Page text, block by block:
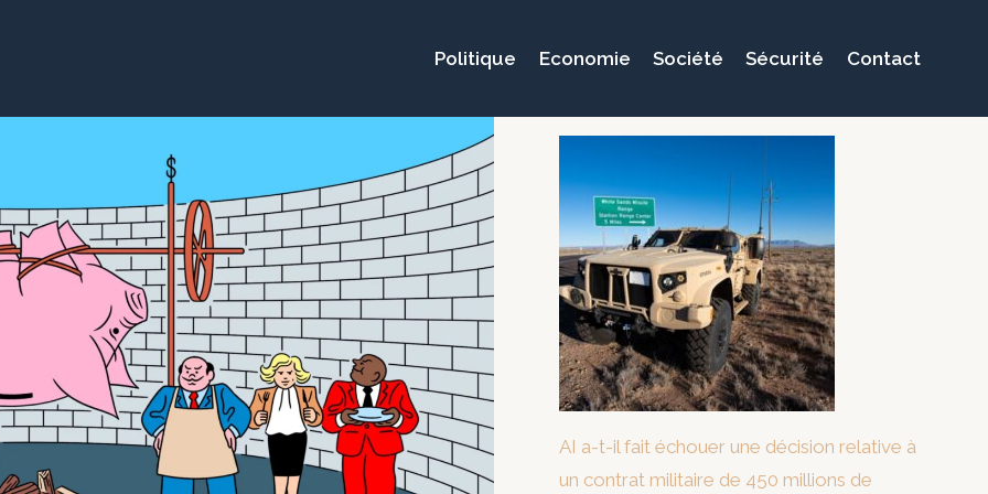
Politique Economie Société Sécurité Contact
AI a-t-il fait échouer une décision relative à
un contrat militaire de 450 millions de